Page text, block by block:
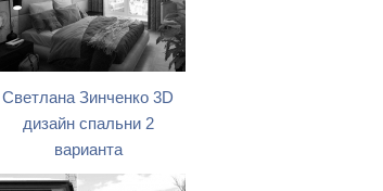
Светлана Зинченко 3D
дизайн спальни 2
варианта